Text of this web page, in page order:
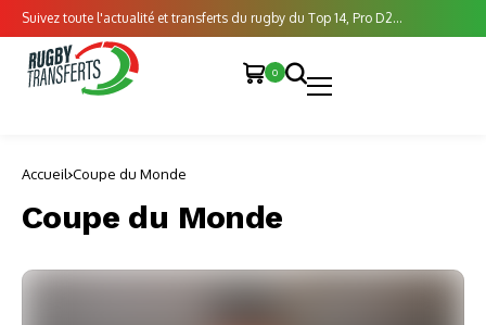
Suivez toute l'actualité et transferts du rugby du Top 14, Pro D2...
0
Accueil Coupe du Monde
Coupe du Monde